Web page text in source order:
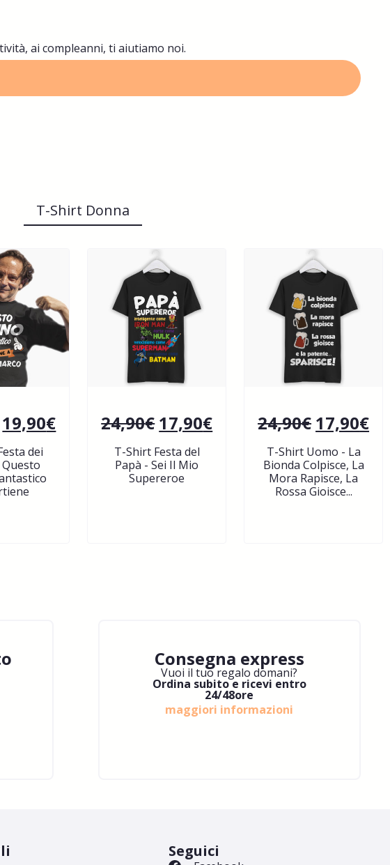
ai compleanni, ti aiutiamo noi.
T-Shirt Donna
19,90€
dei
24,90€ 17,90€
T-Shirt Festa del
Papà - Sei Il Mio
Supereroe
24,90€ 17,90€
T-Shirt Uomo - La
Bionda Colpisce, La
Mora Rapisce, La
Rossa Gioisce...
Consegna express
Vuoi il tuo regalo domani?
Ordina subito e ricevi entro
24/48ore
maggiori informazioni
Seguici